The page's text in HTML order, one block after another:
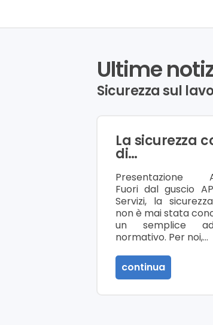
Ultime
Sicurezza sul
La sicurezza
di…
Presentazione
Fuori dal guscio
Servizi, la
non è mai stata
un semplice
normativo. Per noi,…
continua